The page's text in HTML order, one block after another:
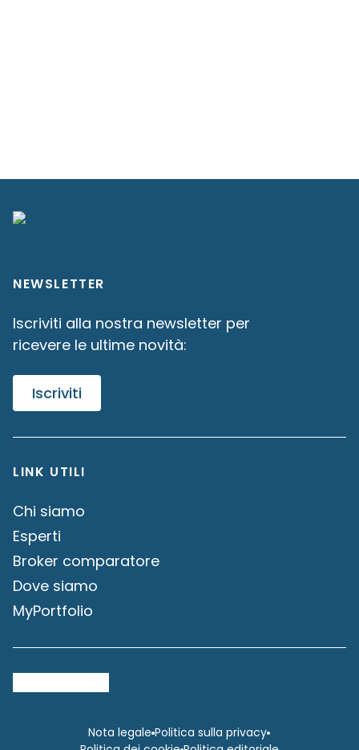
NEWSLETTER
Iscriviti alla nostra newsletter per
ricevere le ultime novità:
Iscriviti
LINK UTILI
Chi siamo
Esperti
Broker comparatore
Dove siamo
MyPortfolio
Nota legale Politica sulla privacy